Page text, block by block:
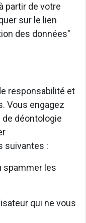
partir de votre
sur le lien
des données"
responsabilité et
Vous engagez
déontologie
suivantes :
spammer les
qui ne vous